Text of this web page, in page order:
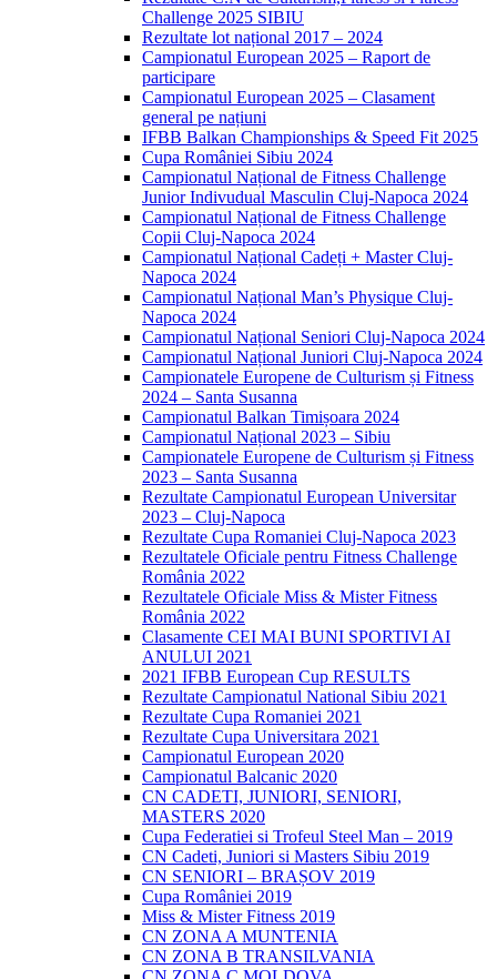
Challenge 2025 SIBIU
Rezultate lot național 2017 – 2024
Campionatul European 2025 – Raport de
participare
Campionatul European 2025 – Clasament
general pe națiuni
IFBB Balkan Championships & Speed Fit 2025
Cupa României Sibiu 2024
Campionatul Național de Fitness Challenge
Junior Indivudual Masculin Cluj-Napoca 2024
Campionatul Național de Fitness Challenge
Copii Cluj-Napoca 2024
Campionatul Național Cadeți + Master Cluj-
Napoca 2024
Campionatul Național Man’s Physique Cluj-
Napoca 2024
Campionatul Național Seniori Cluj-Napoca 2024
Campionatul Național Juniori Cluj-Napoca 2024
Campionatele Europene de Culturism și Fitness
2024 – Santa Susanna
Campionatul Balkan Timișoara 2024
Campionatul Național 2023 – Sibiu
Campionatele Europene de Culturism și Fitness
2023 – Santa Susanna
Rezultate Campionatul European Universitar
2023 – Cluj-Napoca
Rezultate Cupa Romaniei Cluj-Napoca 2023
Rezultatele Oficiale pentru Fitness Challenge
România 2022
Rezultatele Oficiale Miss & Mister Fitness
România 2022
Clasamente CEI MAI BUNI SPORTIVI AI
ANULUI 2021
2021 IFBB European Cup RESULTS
Rezultate Campionatul National Sibiu 2021
Rezultate Cupa Romaniei 2021
Rezultate Cupa Universitara 2021
Campionatul European 2020
Campionatul Balcanic 2020
CN CADETI, JUNIORI, SENIORI,
MASTERS 2020
Cupa Federatiei si Trofeul Steel Man – 2019
CN Cadeti, Juniori si Masters Sibiu 2019
CN SENIORI – BRAȘOV 2019
Cupa României 2019
Miss & Mister Fitness 2019
CN ZONA A MUNTENIA
CN ZONA B TRANSILVANIA